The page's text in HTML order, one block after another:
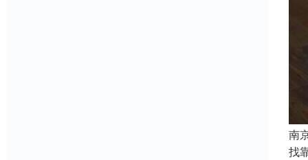
南
找